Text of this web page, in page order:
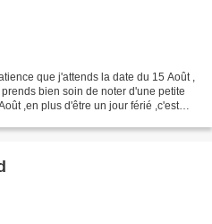
que j'attends la date du 15 Août ,
bien soin de noter d'une petite
,en plus d'être un jour férié ,c'est